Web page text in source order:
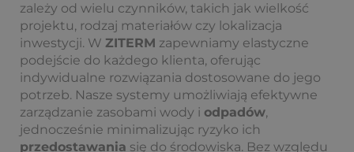
zależy od wielu czynników, takich jak wielkość
projektu, rodzaj materiałów czy lokalizacja
inwestycji. W ZITERM zapewniamy elastyczne
podejście do każdego klienta, oferując
indywidualne rozwiązania dostosowane do jego
potrzeb. Nasze systemy umożliwiają efektywne
zarządzanie zasobami wody i odpadów,
jednocześnie minimalizując ryzyko ich
przedostawania się do środowiska. Bez względu